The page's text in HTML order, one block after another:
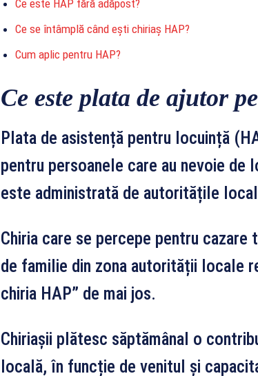
Ce este HAP fără adăpost?
Ce se întâmplă când ești chiriaș HAP?
Cum aplic pentru HAP?
Ce este plata de ajutor
Plata de asistență pentru locuință
pentru persoanele care au nevoie de
este administrată de autoritățile
Chiria care se percepe pentru
de familie din zona autorității locale
chiria HAP” de mai jos.
Chiriașii plătesc săptămânal o
locală, în funcție de venitul și